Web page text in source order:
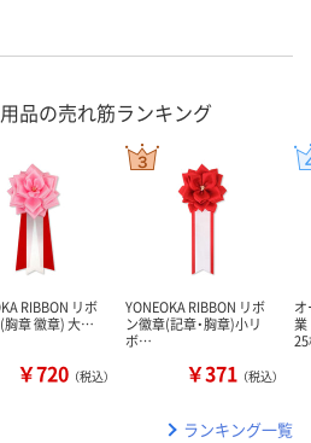
品の売れ筋ランキング
RIBBON リボ
胸章 徽章) 大…
￥720 （税込）
YONEOKA RIBBON リボ
ン徽章(記章・胸章)小リ
ボ…
￥371 （税込）
ランキング一覧